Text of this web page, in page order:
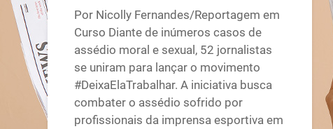
Por Nicolly Fernandes/Reportagem em
Curso Diante de inúmeros casos de
assédio moral e sexual, 52 jornalistas
se uniram para lançar o movimento
#DeixaElaTrabalhar. A iniciativa busca
combater o assédio sofrido por
profissionais da imprensa esportiva em